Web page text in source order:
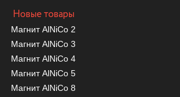
Новые товары
Магнит AlNiCo 2
Магнит AlNiCo 3
Магнит AlNiCo 4
Магнит AlNiCo 5
Магнит AlNiCo 8